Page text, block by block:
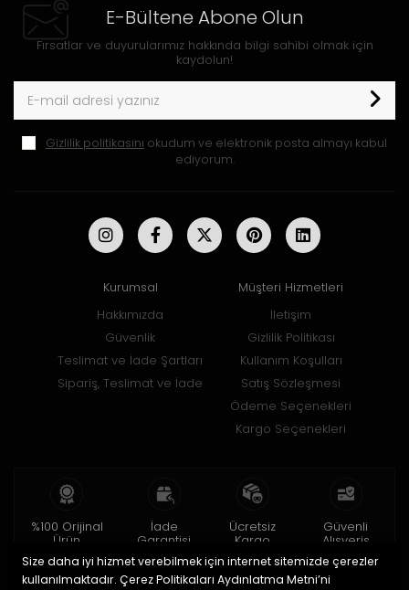
E-Bültene Abone Olun
Fırsatlar ve duyurularımız hakkında bilgi sahibi olmak için
kaydolun!
Gizlilik politikasını okudum ve elektronik posta almayı kabul
ediyorum.
Kurumsal
Hakkımızda
Güvenlik
Teslimat ve İade Şartları
Sipariş, Teslimat ve İade
Müşteri Hizmetleri
İletişim
Gizlilik Politikası
Kullanım Koşulları
Satış Sözleşmesi
Ödeme Seçenekleri
Kargo Seçenekleri
%100 Orijinal
Ürün
2 yıl garanti
İade
Garantisi
15 gün içinde
iade
Ücretsiz
Kargo
150 TL ve üzeri
Güvenli
Alışveriş
256bit SSL ile
Size daha iyi hizmet verebilmek için internet sitemizde çerezler
kullanılmaktadır. Çerez Politikaları Aydınlatma Metni’ni